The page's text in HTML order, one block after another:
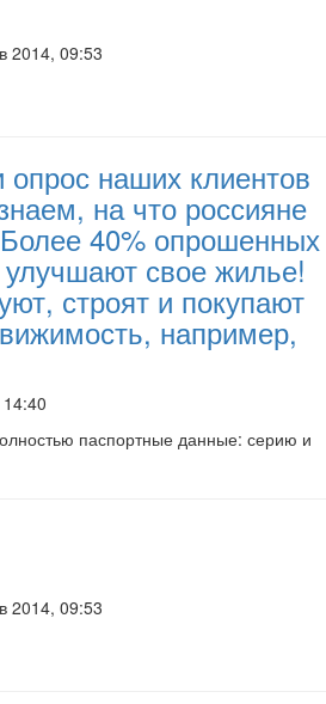
2014, 09:53
наших клиентов
на что россияне
40% опрошенных
улучшают свое жилье!
строят и покупают
например,
паспортные данные: серию и
2014, 09:53